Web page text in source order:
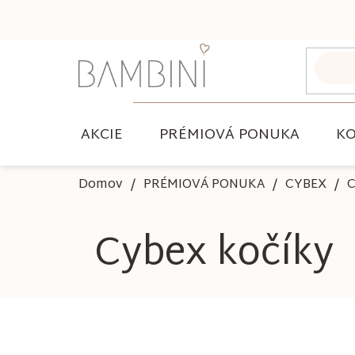
AKCIE PRÉMIOVÁ PONUKA
Domov PRÉMIOVÁ PONUKA CYBEX
Cybex kočíky